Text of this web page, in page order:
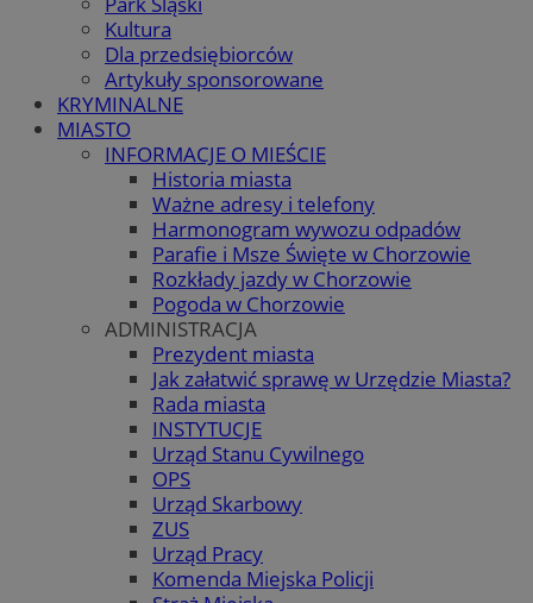
Kultura
Dla przedsiębiorców
Artykuły sponsorowane
KRYMINALNE
MIASTO
INFORMACJE O MIEŚCIE
Historia miasta
Ważne adresy i telefony
Harmonogram wywozu odpadów
Parafie i Msze Święte w Chorzowie
Rozkłady jazdy w Chorzowie
Pogoda w Chorzowie
ADMINISTRACJA
Prezydent miasta
Jak załatwić sprawę w Urzędzie Miasta?
Rada miasta
INSTYTUCJE
Urząd Stanu Cywilnego
OPS
Urząd Skarbowy
ZUS
Urząd Pracy
Komenda Miejska Policji